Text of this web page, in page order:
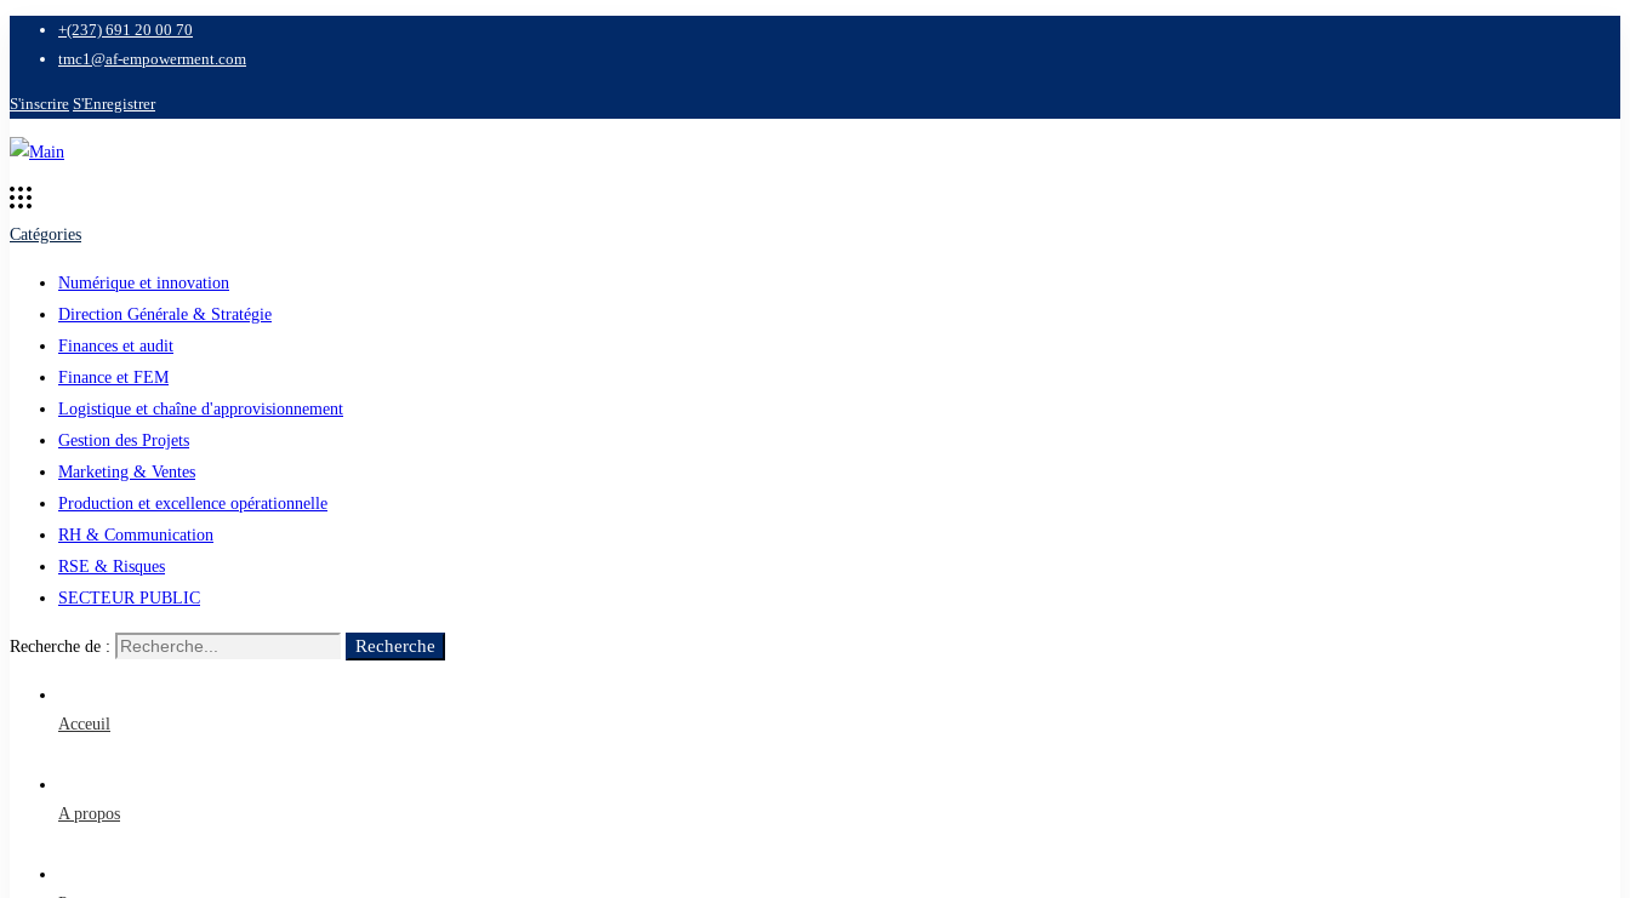
+(237) 691 20 00 70
tmc1@af-empowerment.com
S'inscrire S'Enregistrer
Catégories
Numérique et innovation
Direction Générale & Stratégie
Finances et audit
Finance et FEM
Logistique et chaîne d'approvisionnement
Gestion des Projets
Marketing & Ventes
Production et excellence opérationnelle
RH & Communication
RSE & Risques
SECTEUR PUBLIC
Recherche de : Recherche
Acceuil
A propos